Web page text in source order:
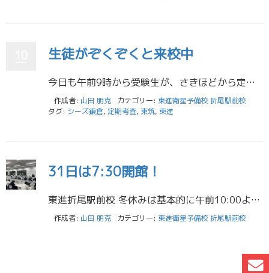
生徒がぞくぞくと来校中
今日も午前9時から受験生が、さきほどから定期試験終わりの高1生高2生が来校中です！ ただ、定期考査中の金曜日は、高1生高2生は意外と来校が少ないんですよ。おそらく、土曜日は休みなので、木曜日に遅くまで学習、とりあえず金曜 […]
作成者: 山田 朋克 カテゴリー: 東進衛星予備校 折尾駅前校
タグ: シーズ鎌倉, 定期考査, 東筑, 東進
31日は7:30開館！
東進折尾駅前校 冬休みは基本的に午前10:00より開館しているのですが、思ったより多くの生徒が来校して学習しています。特に今年の受験生はよく勉強します。 また、現高校1年生は、受講の数や登校率も素晴らしく、この行動がその […]
作成者: 山田 朋克 カテゴリー: 東進衛星予備校 折尾駅前校